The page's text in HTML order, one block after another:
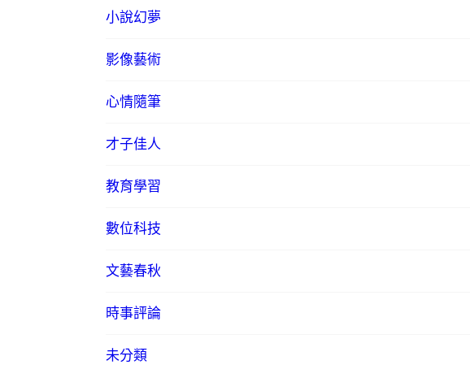
小說幻夢
影像藝術
心情隨筆
才子佳人
教育學習
數位科技
文藝春秋
時事評論
未分類